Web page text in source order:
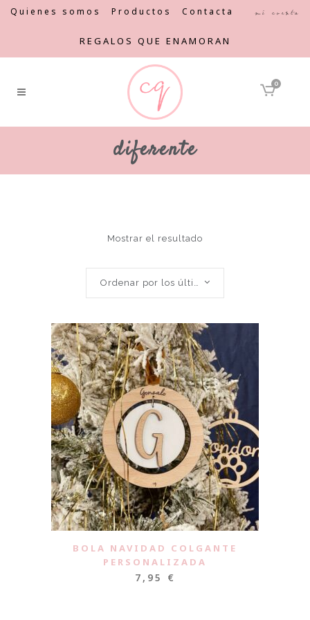
Quienes somos Productos Contacta Mi cuenta
REGALOS QUE ENAMORAN
0
diferente
Mostrar el resultado
Ordenar por los últimos
BOLA NAVIDAD COLGANTE
PERSONALIZADA
7,95 €